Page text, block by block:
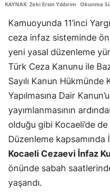
KAYNAK: Zeki Ersin Yıldırım Okunma
Kamuoyunda 11’inci
ceza infaz sisteminde
yeni yasal düzenleme
Türk Ceza Kanunu ile
Sayılı Kanun
Yapılmasına Dair
yayımlanmasının
olduğu gibi Kocaeli’de
Düzenleme
Kocaeli Cezaevi İnfaz
önünde sabah
yaşandı.